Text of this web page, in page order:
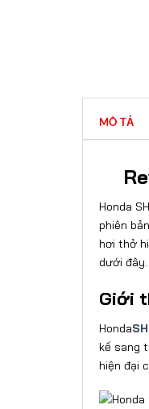
MÔ TẢ
Honda
phiên
hơi thở
dưới đây.
Giới
Honda
kế sang
hiện đại